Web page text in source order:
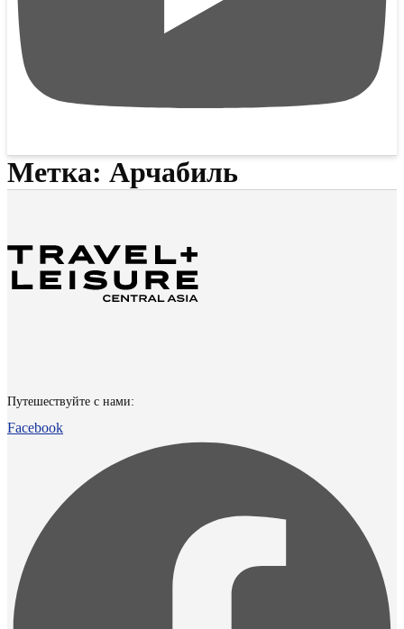
Метка: Арчабиль
Путешествуйте с нами:
Facebook